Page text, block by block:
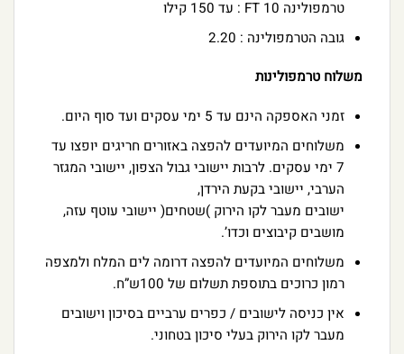
טרמפולינה FT 10 : עד 150 קילו
גובה הטרמפולינה : 2.20
משלוח טרמפולינות
זמני האספקה הינם עד 5 ימי עסקים ועד סוף היום.
משלוחים המיועדים להפצה באזורים חריגים יופצו עד
7 ימי עסקים. לרבות יישובי גבול הצפון, יישובי המגזר
הערבי, יישובי בקעת הירדן,
ישובים מעבר לקו הירוק )שטחים( יישובי עוטף עזה,
מושבים קיבוצים וכדו’.
משלוחים המיועדים להפצה דרומה לים המלח ולמצפה
רמון כרוכים בתוספת תשלום של 100ש”ח.
אין כניסה לישובים / כפרים ערביים בסיכון וישובים
מעבר לקו הירוק בעלי סיכון בטחוני.